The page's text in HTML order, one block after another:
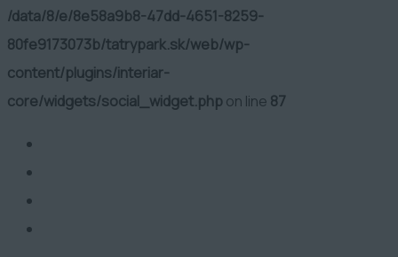
/data/8/e/8e58a9b8-47dd-4651-8259-
80fe9173073b/tatrypark.sk/web/wp-
content/plugins/interiar-
core/widgets/social_widget.php on line 87